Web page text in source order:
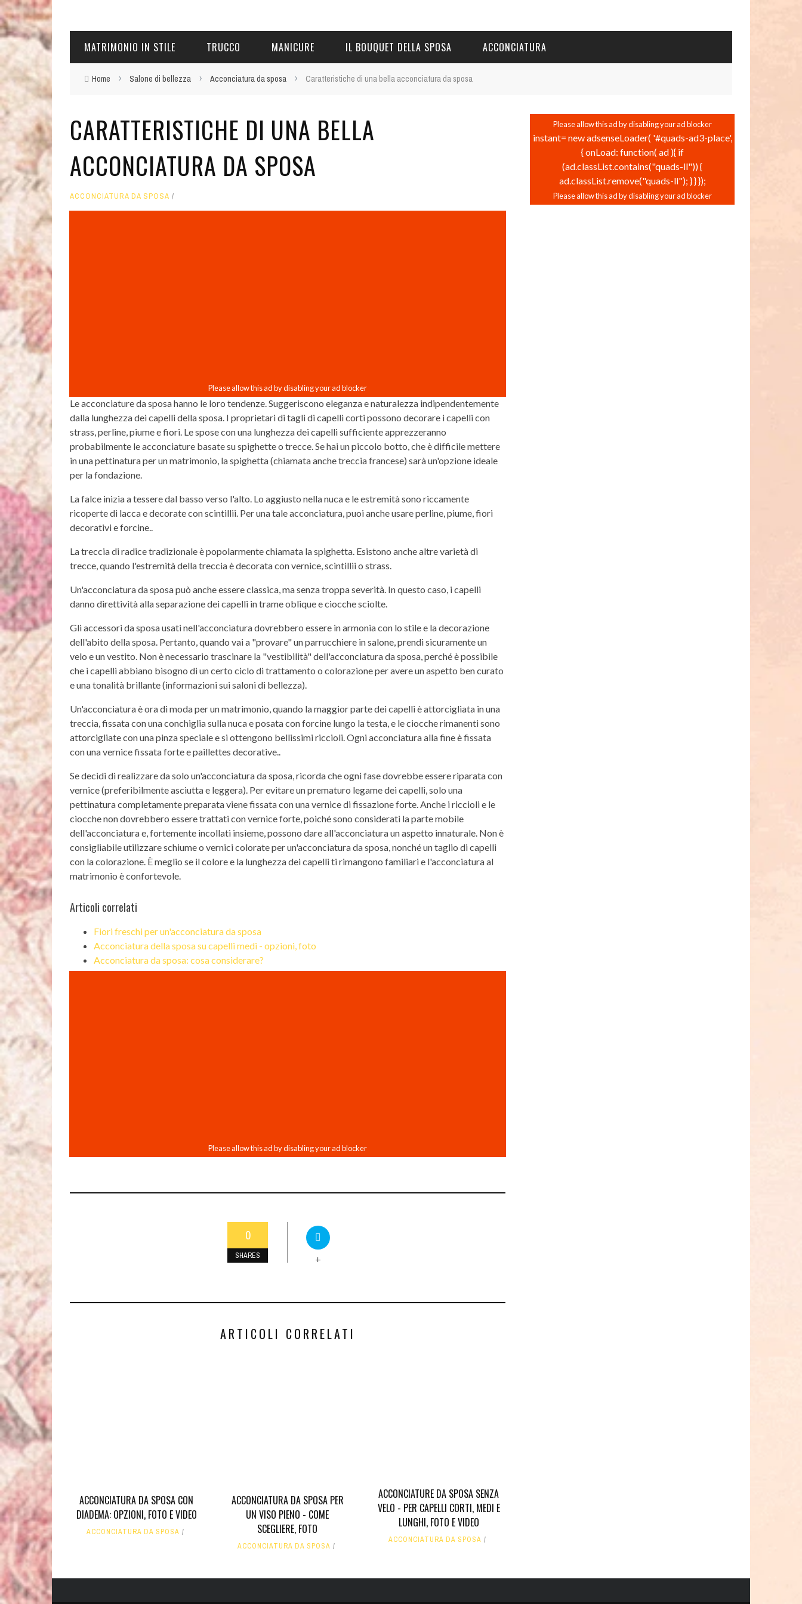
MATRIMONIO IN STILE TRUCCO MANICURE IL BOUQUET DELLA SPOSA ACCONCIATURA
Home › Salone di bellezza › Acconciatura da sposa › Caratteristiche di una bella acconciatura da sposa
CARATTERISTICHE DI UNA BELLA
ACCONCIATURA DA SPOSA
ACCONCIATURA DA SPOSA
Le acconciature da sposa hanno le loro tendenze. Suggeriscono eleganza e naturalezza indipendentemente
dalla lunghezza dei capelli della sposa. I proprietari di tagli di capelli corti possono decorare i capelli con
strass, perline, piume e fiori. Le spose con una lunghezza dei capelli sufficiente apprezzeranno
probabilmente le acconciature basate su spighette o trecce. Se hai un piccolo botto, che è difficile mettere
in una pettinatura per un matrimonio, la spighetta (chiamata anche treccia francese) sarà un'opzione ideale
per la fondazione.
La falce inizia a tessere dal basso verso l'alto. Lo aggiusto nella nuca e le estremità sono riccamente
ricoperte di lacca e decorate con scintillii. Per una tale acconciatura, puoi anche usare perline, piume, fiori
decorativi e forcine..
La treccia di radice tradizionale è popolarmente chiamata la spighetta. Esistono anche altre varietà di
trecce, quando l'estremità della treccia è decorata con vernice, scintillii o strass.
Un'acconciatura da sposa può anche essere classica, ma senza troppa severità. In questo caso, i capelli
danno direttività alla separazione dei capelli in trame oblique e ciocche sciolte.
Gli accessori da sposa usati nell'acconciatura dovrebbero essere in armonia con lo stile e la decorazione
dell'abito della sposa. Pertanto, quando vai a "provare" un parrucchiere in salone, prendi sicuramente un
velo e un vestito. Non è necessario trascinare la "vestibilità" dell'acconciatura da sposa, perché è possibile
che i capelli abbiano bisogno di un certo ciclo di trattamento o colorazione per avere un aspetto ben curato
e una tonalità brillante (informazioni sui saloni di bellezza).
Un'acconciatura è ora di moda per un matrimonio, quando la maggior parte dei capelli è attorcigliata in una
treccia, fissata con una conchiglia sulla nuca e posata con forcine lungo la testa, e le ciocche rimanenti sono
attorcigliate con una pinza speciale e si ottengono bellissimi riccioli. Ogni acconciatura alla fine è fissata
con una vernice fissata forte e paillettes decorative..
Se decidi di realizzare da solo un'acconciatura da sposa, ricorda che ogni fase dovrebbe essere riparata con
vernice (preferibilmente asciutta e leggera). Per evitare un prematuro legame dei capelli, solo una
pettinatura completamente preparata viene fissata con una vernice di fissazione forte. Anche i riccioli e le
ciocche non dovrebbero essere trattati con vernice forte, poiché sono considerati la parte mobile
dell'acconciatura e, fortemente incollati insieme, possono dare all'acconciatura un aspetto innaturale. Non è
consigliabile utilizzare schiume o vernici colorate per un'acconciatura da sposa, nonché un taglio di capelli
con la colorazione. È meglio se il colore e la lunghezza dei capelli ti rimangono familiari e l'acconciatura al
matrimonio è confortevole.
Articoli correlati
Fiori freschi per un'acconciatura da sposa
Acconciatura della sposa su capelli medi - opzioni, foto
Acconciatura da sposa: cosa considerare?
0
SHARES +
ARTICOLI CORRELATI
ACCONCIATURA DA SPOSA CON
DIADEMA: OPZIONI, FOTO E VIDEO
ACCONCIATURA DA SPOSA
ACCONCIATURA DA SPOSA PER
UN VISO PIENO - COME
SCEGLIERE, FOTO
ACCONCIATURA DA SPOSA
ACCONCIATURE DA SPOSA SENZA
VELO - PER CAPELLI CORTI, MEDI E
LUNGHI, FOTO E VIDEO
ACCONCIATURA DA SPOSA
instant= new adsenseLoader( '#quads-ad3-place',
{ onLoad: function( ad ){ if
(ad.classList.contains("quads-ll")) {
ad.classList.remove("quads-ll"); } } });